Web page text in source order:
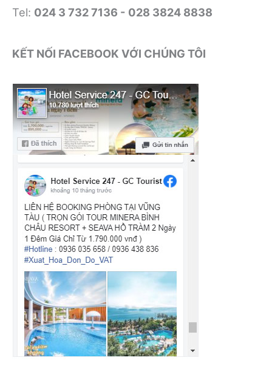
Tel: 024 3 732 7136 - 028 3824 8838
KẾT NỐI FACEBOOK VỚI CHÚNG TÔI